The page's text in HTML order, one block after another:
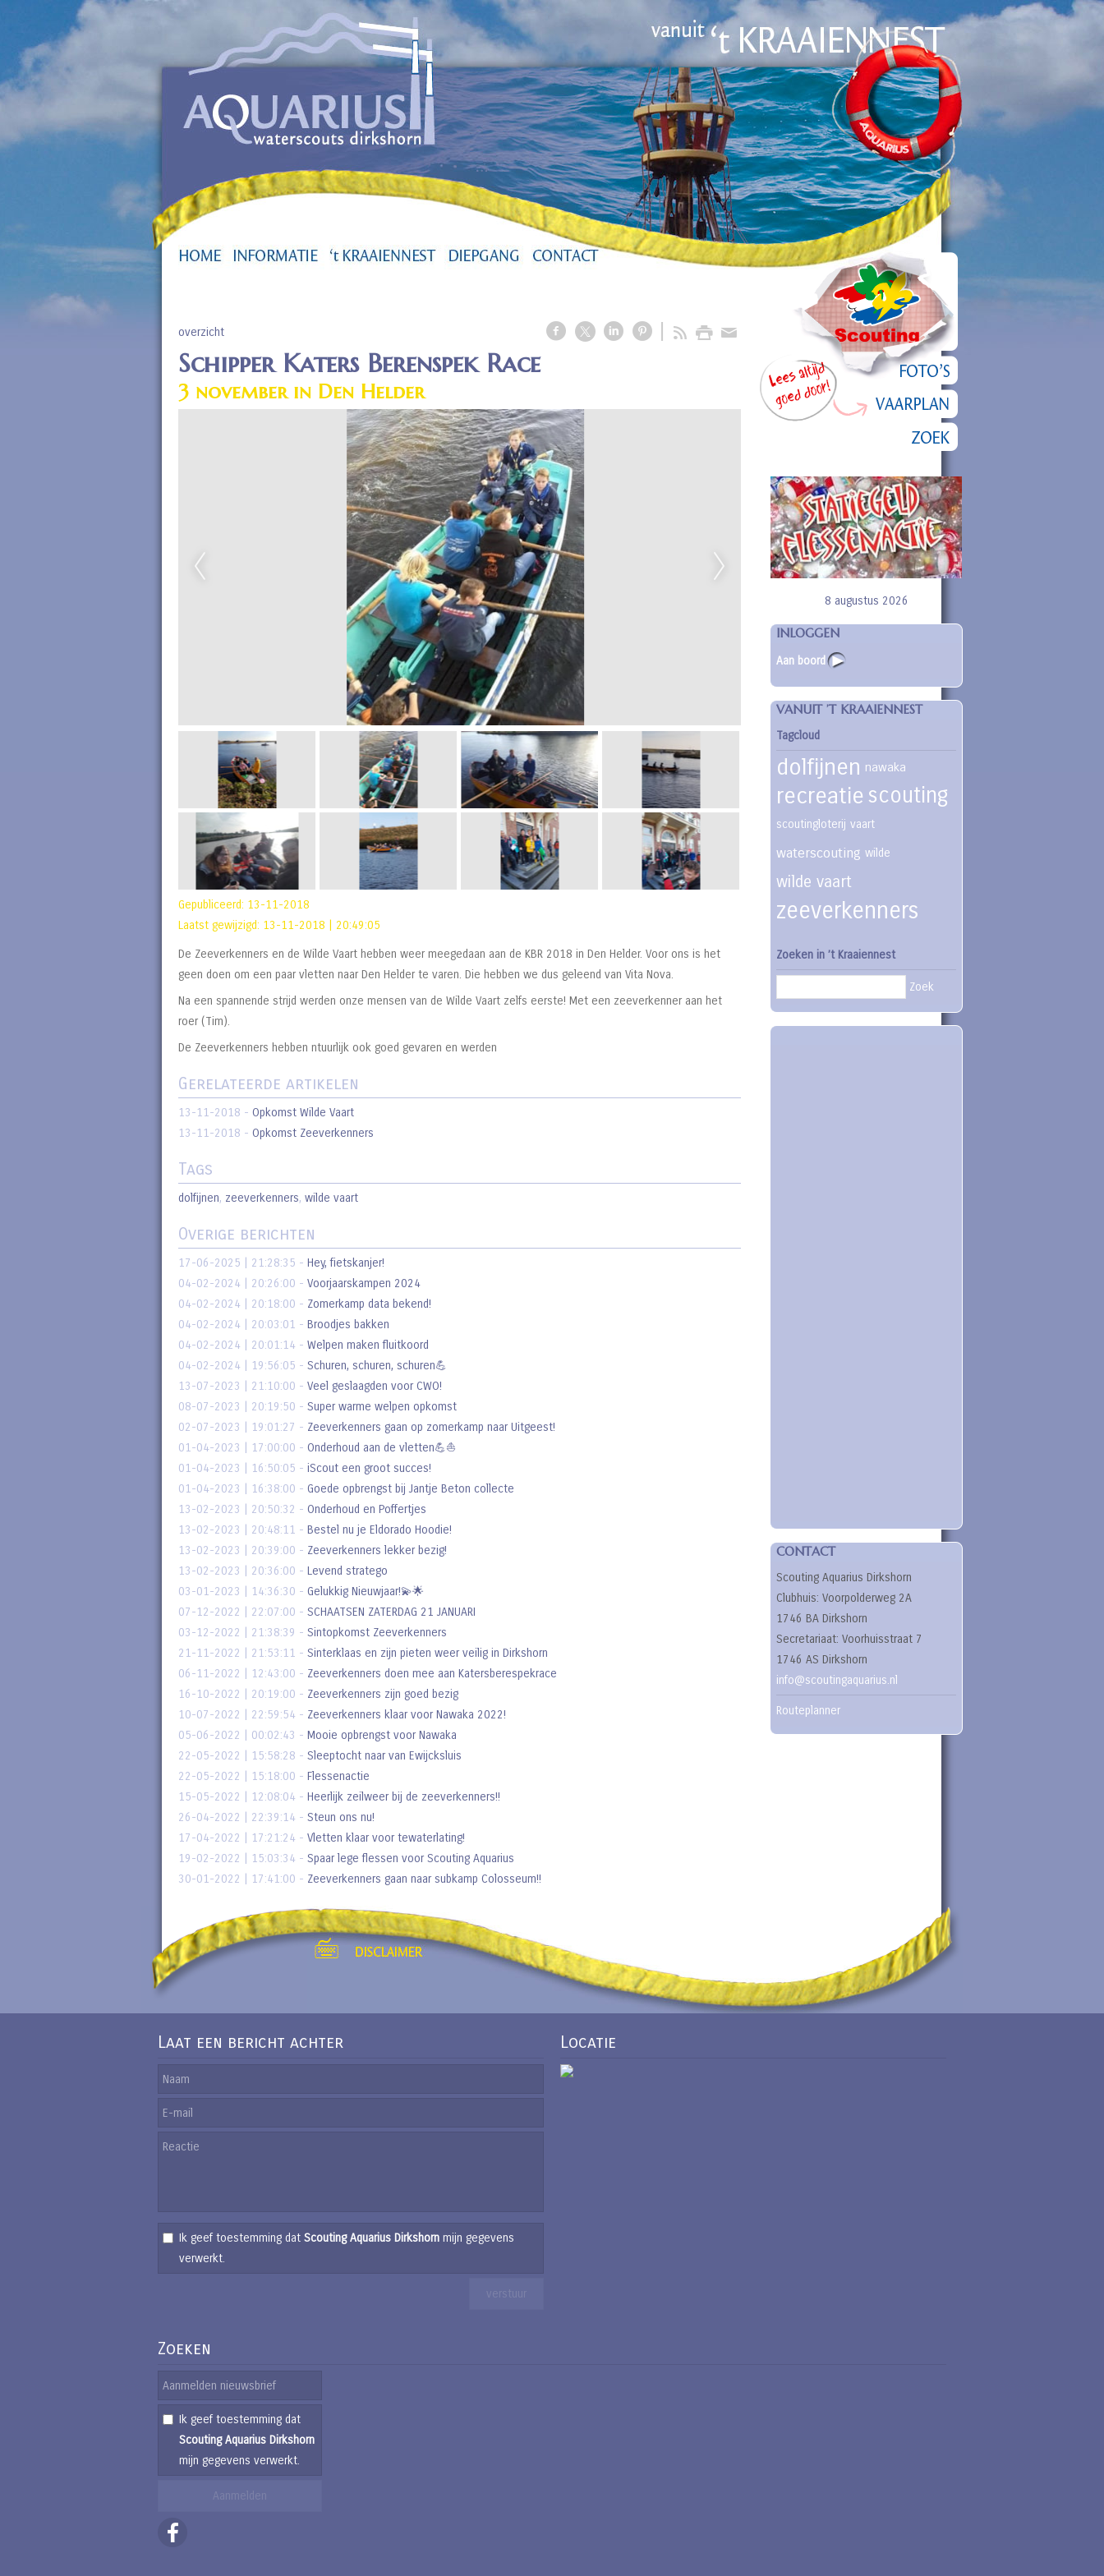
overzicht
Schipper Katers Berenspek Race
3 november in Den Helder
Gepubliceerd: 13-11-2018
Laatst gewijzigd: 13-11-2018 | 20:49:05
De Zeeverkenners en de Wilde Vaart hebben weer meegedaan aan de KBR 2018 in Den Helder. Voor ons is het
geen doen om een paar vletten naar Den Helder te varen. Die hebben we dus geleend van Vita Nova.
Na een spannende strijd werden onze mensen van de Wilde Vaart zelfs eerste! Met een zeeverkenner aan het
roer (Tim).
De Zeeverkenners hebben ntuurlijk ook goed gevaren en werden
Gerelateerde artikelen
13-11-2018 - Opkomst Wilde Vaart
13-11-2018 - Opkomst Zeeverkenners
Tags
dolfijnen, zeeverkenners, wilde vaart
Overige berichten
17-06-2025 | 21:28:35 - Hey, fietskanjer!
04-02-2024 | 20:26:00 - Voorjaarskampen 2024
04-02-2024 | 20:18:00 - Zomerkamp data bekend!
04-02-2024 | 20:03:01 - Broodjes bakken
04-02-2024 | 20:01:14 - Welpen maken fluitkoord
04-02-2024 | 19:56:05 - Schuren, schuren, schuren💪
13-07-2023 | 21:10:00 - Veel geslaagden voor CWO!
08-07-2023 | 20:19:50 - Super warme welpen opkomst
02-07-2023 | 19:01:27 - Zeeverkenners gaan op zomerkamp naar Uitgeest!
01-04-2023 | 17:00:00 - Onderhoud aan de vletten💪⛵️
01-04-2023 | 16:50:05 - iScout een groot succes!
01-04-2023 | 16:38:00 - Goede opbrengst bij Jantje Beton collecte
13-02-2023 | 20:50:32 - Onderhoud en Poffertjes
13-02-2023 | 20:48:11 - Bestel nu je Eldorado Hoodie!
13-02-2023 | 20:39:00 - Zeeverkenners lekker bezig!
13-02-2023 | 20:36:00 - Levend stratego
03-01-2023 | 14:36:30 - Gelukkig Nieuwjaar!💫🌟
07-12-2022 | 22:07:00 - SCHAATSEN ZATERDAG 21 JANUARI
03-12-2022 | 21:38:39 - Sintopkomst Zeeverkenners
21-11-2022 | 21:53:11 - Sinterklaas en zijn pieten weer veilig in Dirkshorn
06-11-2022 | 12:43:00 - Zeeverkenners doen mee aan Katersberespekrace
16-10-2022 | 20:19:00 - Zeeverkenners zijn goed bezig
10-07-2022 | 22:59:54 - Zeeverkenners klaar voor Nawaka 2022!
05-06-2022 | 00:02:43 - Mooie opbrengst voor Nawaka
22-05-2022 | 15:58:28 - Sleeptocht naar van Ewijcksluis
22-05-2022 | 15:18:00 - Flessenactie
15-05-2022 | 12:08:04 - Heerlijk zeilweer bij de zeeverkenners!!
26-04-2022 | 22:39:14 - Steun ons nu!
17-04-2022 | 17:21:24 - Vletten klaar voor tewaterlating!
19-02-2022 | 15:03:34 - Spaar lege flessen voor Scouting Aquarius
30-01-2022 | 17:41:00 - Zeeverkenners gaan naar subkamp Colosseum!!
8 augustus 2026
INLOGGEN
Aan boord
VANUIT ’T KRAAIENNEST
Tagcloud
dolfijnen nawaka
recreatie scouting
scoutingloterij vaart
waterscouting wilde
wilde vaart
zeeverkenners
Zoeken in ’t Kraaiennest
Zoek
CONTACT
Scouting Aquarius Dirkshorn
Clubhuis: Voorpolderweg 2A
1746 BA Dirkshorn
Secretariaat: Voorhuisstraat 7
1746 AS Dirkshorn
info@scoutingaquarius.nl
Routeplanner
Laat een bericht achter
Ik geef toestemming dat Scouting Aquarius Dirkshorn mijn gegevens
verwerkt.
Locatie
Zoeken
Ik geef toestemming dat
Scouting Aquarius Dirkshorn
mijn gegevens verwerkt.